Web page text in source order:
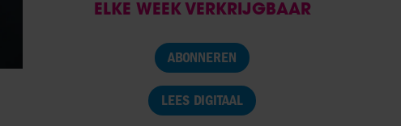
ELKE WEEK VERKRIJGBAAR
ABONNEREN
LEES DIGITAAL